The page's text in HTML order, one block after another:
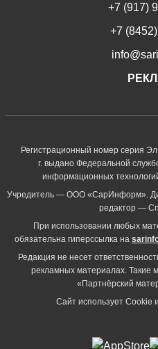
+7 (917)
+7
Регистрационный номер серия
г. выдано Федеральной
информационных
Учредитель — ООО «СарИнформ».
редактор —
При использовании любых
обязательна гиперссылка на
Редакция не несет
рекламных материалах. Такие
«Партнёрский
Сайт использует Cookie